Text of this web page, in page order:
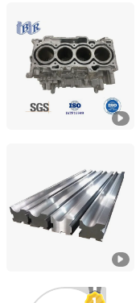
Chongqing Borun
Chongqing, China
Anhui Haili Machine
Anhui, China